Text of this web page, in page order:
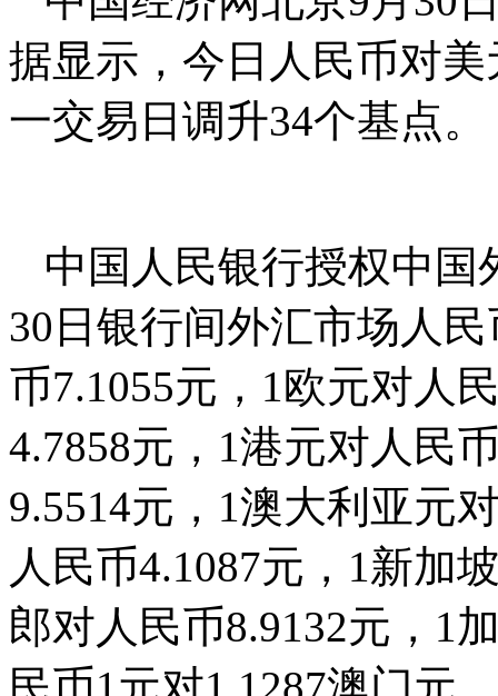
据显示，今日人民币对
一交易日调升34个基点。
中国人民银行授权中国
30日银行间外汇市场人
币7.1055元，1欧元对人
4.7858元，1港元对人民
9.5514元，1澳大利亚元
人民币4.1087元，1新加
郎对人民币8.9132元，1